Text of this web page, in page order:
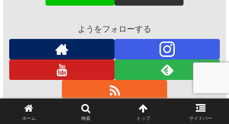
ようをフォローする
ホーム 検索 トップ サイドバー